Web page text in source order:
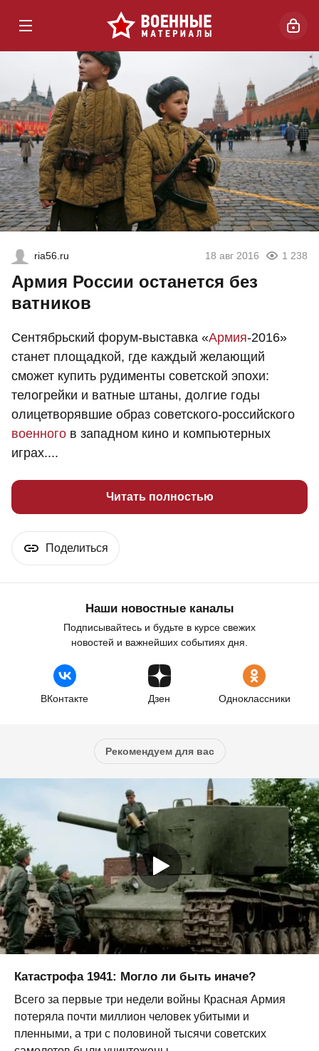
ria56.ru 18 авг 2016 1 238
Армия России останется без
ватников
Сентябрьский форум-выставка «Армия-2016»
станет площадкой, где каждый желающий
сможет купить рудименты советской эпохи:
телогрейки и ватные штаны, долгие годы
олицетворявшие образ советского-российского
военного в западном кино и компьютерных
играх....
Читать полностью
Поделиться
Наши новостные каналы
Подписывайтесь и будьте в курсе свежих
новостей и важнейших событиях дня.
ВКонтакте Дзен Одноклассники
Рекомендуем для вас
Катастрофа 1941: Могло ли быть иначе?
Всего за первые три недели войны Красная Армия
потеряла почти миллион человек убитыми и
пленными, а три с половиной тысячи советских